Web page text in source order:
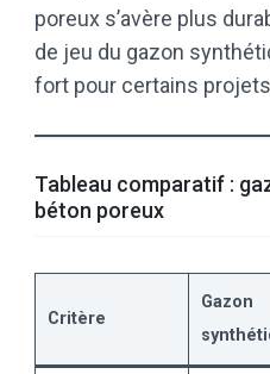
poreux s’avère plus
de jeu du gazon
fort pour certains
Tableau comparatif :
béton poreux
Critère
Gazon